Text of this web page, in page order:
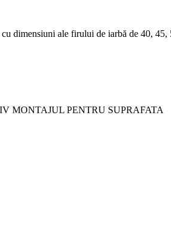
dimensiuni ale firului de iarbă de 40,
MONTAJUL PENTRU SUPRAFATA